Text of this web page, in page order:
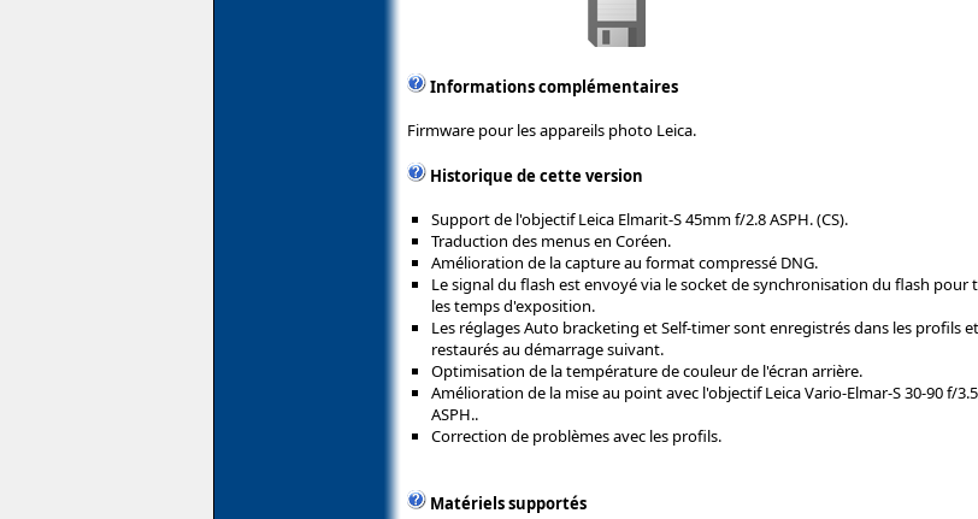
Informations complémentaires
Firmware pour les appareils photo Leica.
Historique de cette version
Support de l'objectif Leica Elmarit-S 45mm f/2.8 ASPH. (CS).
Traduction des menus en Coréen.
Amélioration de la capture au format compressé DNG.
Le signal du flash est envoyé via le socket de synchronisation du flash pour
les temps d'exposition.
Les réglages Auto bracketing et Self-timer sont enregistrés dans les profils et
restaurés au démarrage suivant.
Optimisation de la température de couleur de l'écran arrière.
Amélioration de la mise au point avec l'objectif Leica Vario-Elmar-S 30-90 f/
ASPH..
Correction de problèmes avec les profils.
Matériels supportés